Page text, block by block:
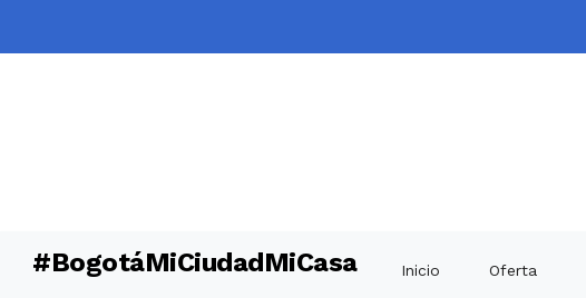
#BogotáMiCiudadMiCasa Inicio Oferta